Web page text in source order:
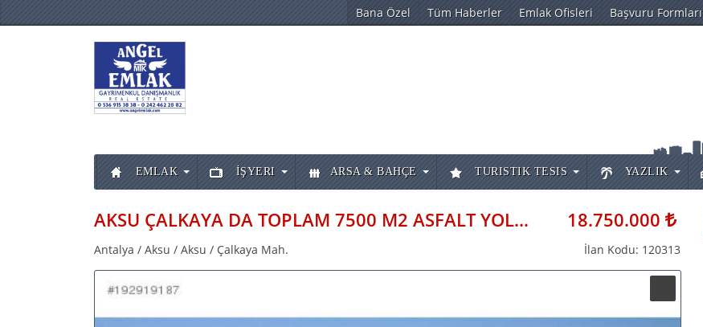
Bana Özel Tüm Haberler Emlak Ofisleri Başvuru Formları
EMLAK İŞYERI ARSA & BAHÇE TURISTIK TESIS YAZLIK
AKSU ÇALKAYA DA TOPLAM 7500 M2 ASFALT YOLA CEPHE MERKEZİ KONUMD
Antalya / Aksu / Aksu / Çalkaya Mah.
18.750.000
İlan Kodu: 120313